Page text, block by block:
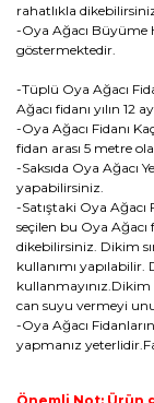
rahatlıkla
-Oya Ağacı Büyüme
göstermektedir.
-Tüplü Oya Ağacı
Ağacı fidanı yılın 12
-Oya Ağacı Fidanı
fidan arası 5 metre
-Saksıda Oya Ağacı
yapabilirsiniz.
-Satıştaki Oya Ağacı
seçilen bu Oya Ağacı
dikebilirsiniz. Dikim
kullanımı yapılabilir.
can suyu vermeyi
-Oya Ağacı
yapmanız